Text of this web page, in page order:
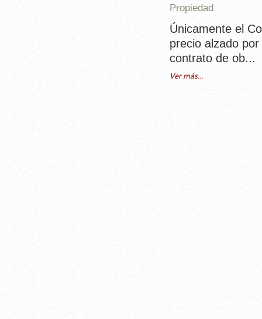
Propiedad
Únicamente el
precio alzado
contrato de ob...
Ver más...